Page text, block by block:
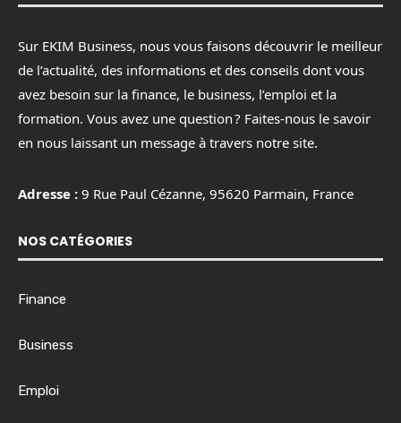
Sur EKIM Business, nous vous faisons découvrir le meilleur
de l’actualité, des informations et des conseils dont vous
avez besoin sur la finance, le business, l’emploi et la
formation. Vous avez une question ? Faites-nous le savoir
en nous laissant un message à travers notre site.
Adresse : 9 Rue Paul Cézanne, 95620 Parmain, France
NOS CATÉGORIES
Finance
Business
Emploi